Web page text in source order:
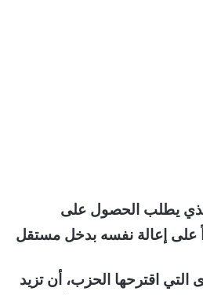
يطلب الحصول على
على إعالة نفسه بدخل مستقل
اقترحها الحزب، أن تزيد